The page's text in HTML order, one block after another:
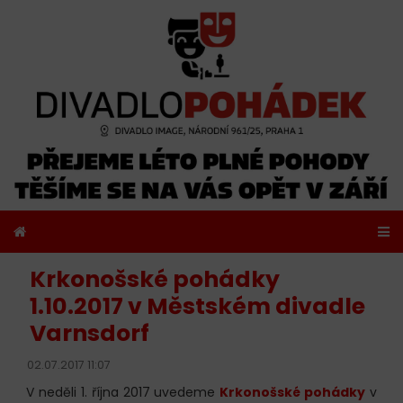
Krkonošské pohádky
1.10.2017 v Městském divadle
Varnsdorf
02.07.2017 11:07
V neděli 1. října 2017 uvedeme Krkonošské pohádky v